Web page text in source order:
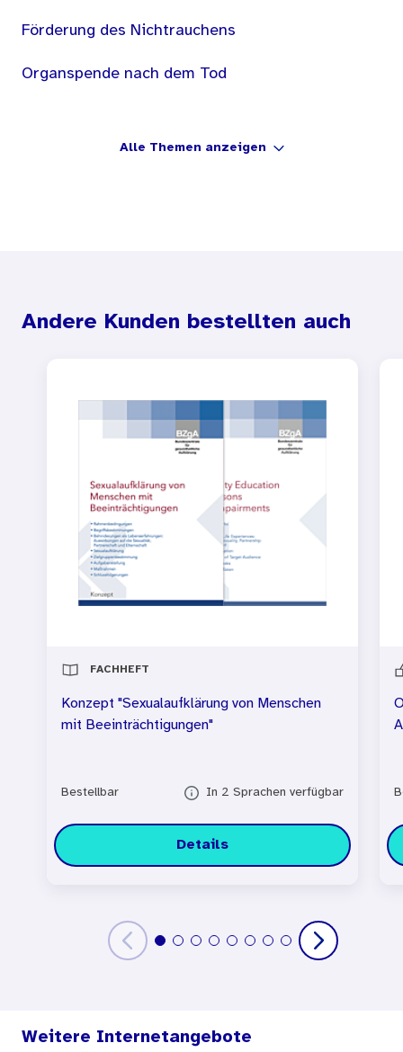
Förderung des Nichtrauchens
Organspende nach dem Tod
Alle Themen anzeigen
Andere Kunden bestellten auch
FACHHEFT
Konzept "Sexualaufklärung von Menschen
mit Beeinträchtigungen"
Bestellbar In 2 Sprachen verfügbar
Details
Weitere Internetangebote